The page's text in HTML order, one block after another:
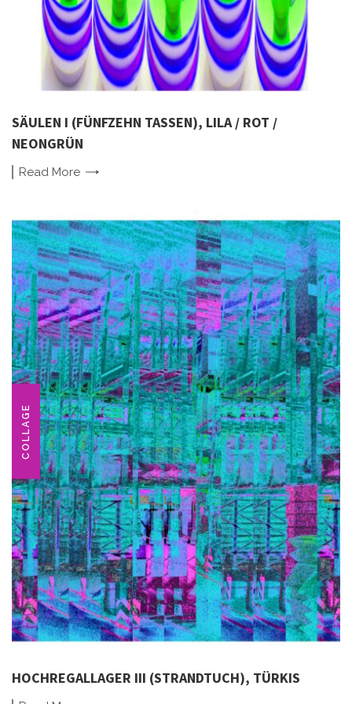
SÄULEN I (FÜNFZEHN TASSEN), LILA / ROT /
NEONGRÜN
Read More
COLLAGE
HOCHREGALLAGER III (STRANDTUCH), TÜRKIS